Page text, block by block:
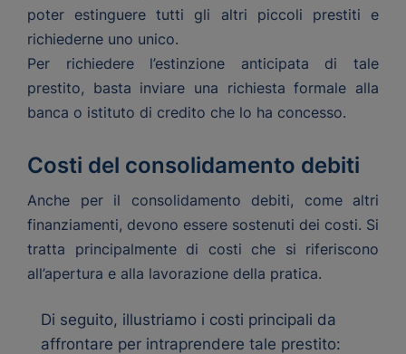
poter estinguere tutti gli altri piccoli prestiti e
richiederne uno unico.
Per richiedere l’estinzione anticipata di tale
prestito, basta inviare una richiesta formale alla
banca o istituto di credito che lo ha concesso.
Costi del consolidamento debiti
Anche per il consolidamento debiti, come altri
finanziamenti, devono essere sostenuti dei costi. Si
tratta principalmente di costi che si riferiscono
all’apertura e alla lavorazione della pratica.
Di seguito, illustriamo i costi principali da
affrontare per intraprendere tale prestito: